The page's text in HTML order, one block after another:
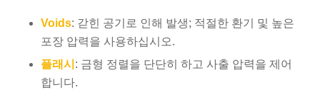
Voids: 갇힌 공기로 인해 발생; 적절한 환기 및 높은
포장 압력을 사용하십시오.
플래시 : 금형 정렬을 단단히 하고 사출 압력을 제어
합니다.